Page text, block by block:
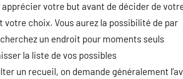
votre but avant de décider de
choix. Vous aurez la possibilité de par
un endroit pour moments seuls
la liste de vos possibles
un recueil, on demande généralement